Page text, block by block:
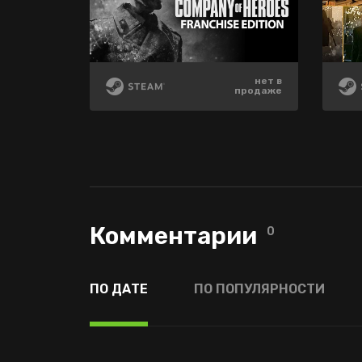
нет в
продаже
1300 ₽
780 ₽
1250 ₽
750 ₽
Комментарии 0
ПО ДАТЕ ПО ПОПУЛЯРНОСТИ